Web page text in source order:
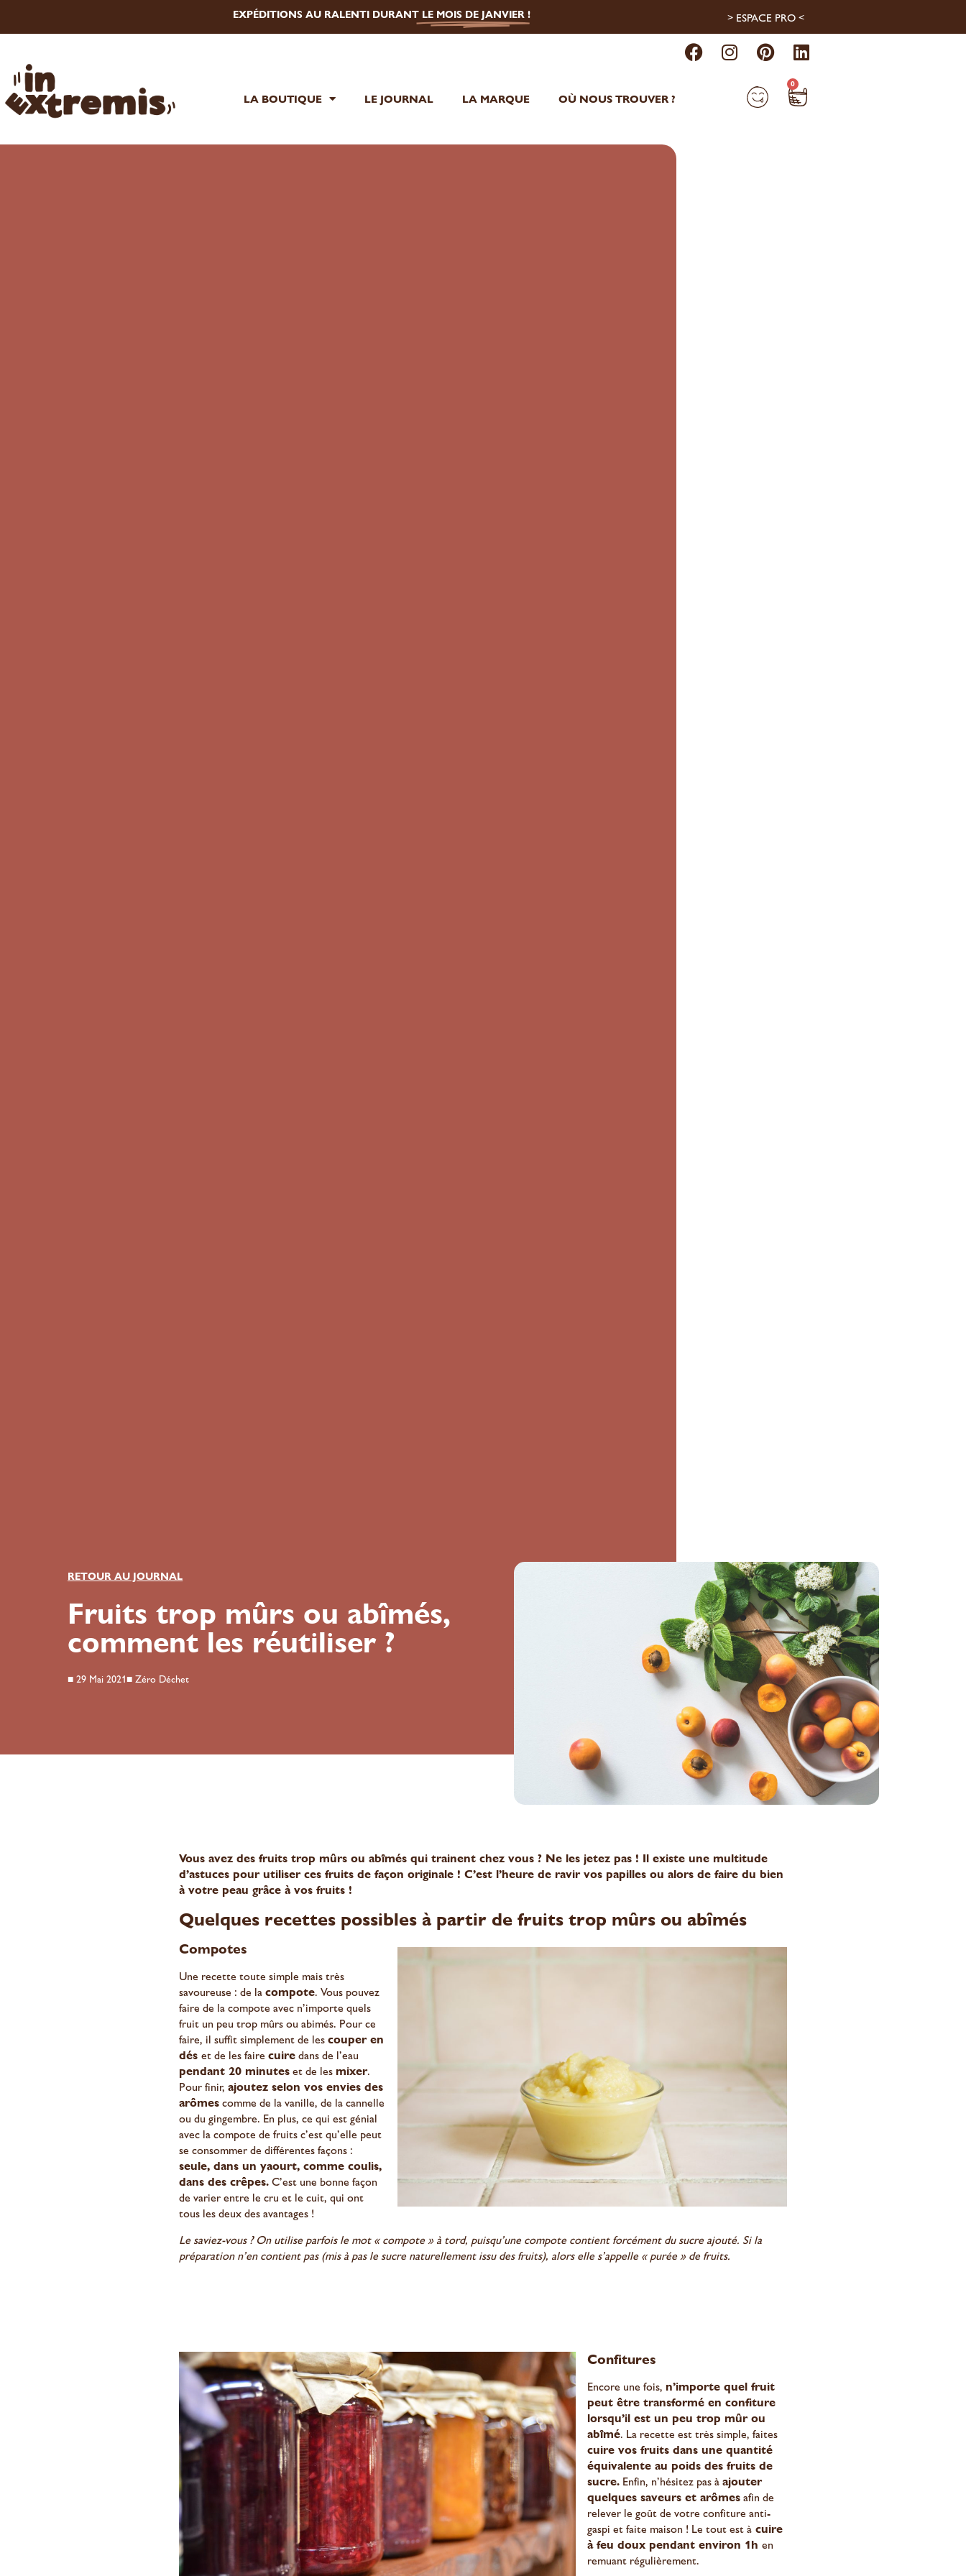
EXPÉDITIONS AU RALENTI DURANT LE MOIS DE JANVIER ! > ESPACE PRO <
LA BOUTIQUE LE JOURNAL LA MARQUE OÙ NOUS TROUVER ?
0
RETOUR AU JOURNAL
Fruits trop mûrs ou abîmés,
comment les réutiliser ?
■ 29 Mai 2021■ Zéro Déchet
Vous avez des fruits trop mûrs ou abîmés qui trainent chez vous ? Ne les jetez pas ! Il existe une multitude
d’astuces pour utiliser ces fruits de façon originale ! C’est l’heure de ravir vos papilles ou alors de faire du bien
à votre peau grâce à vos fruits !
Quelques recettes possibles à partir de fruits trop mûrs ou abîmés
Compotes
Une recette toute simple mais très
savoureuse : de lacompote. Vous pouvez
faire de la compote avec n’importe quels
fruit un peu trop mûrs ou abimés. Pour ce
faire, il suffit simplement de lescouper en
dés et de les faire cuiredans de l’eau
pendant 20 minuteset de les mixer.
Pour finir, ajoutez selon vos envies des
arômescomme de la vanille, de la cannelle
ou du gingembre. En plus, ce qui est génial
avec la compote de fruits c’est qu’elle peut
se consommer de différentes façons :
seule, dans un yaourt, comme coulis,
dans des crêpes.C’est une bonne façon
de varier entre le cru et le cuit, qui ont
tous les deux des avantages !
Le saviez-vous ? On utilise parfois le mot « compote » à tord, puisqu’une compote contient forcément du sucre ajouté. Si la
préparation n’en contient pas (mis à pas le sucre naturellement issu des fruits), alors elle s’appelle « purée » de fruits.
Confitures
Encore une fois, n’importe quel fruit
peut être transformé en confiture
lorsqu’il est un peu trop mûr ou
abîmé. La recette est très simple, faites
cuire vos fruits dans une quantité
équivalente au poids des fruits de
sucre.Enfin, n’hésitez pas àajouter
quelques saveurs et arômesafin de
relever le goût de votre confiture anti-
gaspi et faite maison ! Le tout est àcuire
à feu doux pendant environ 1h en
remuant régulièrement.